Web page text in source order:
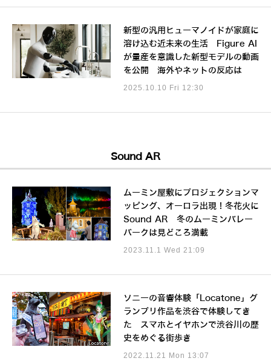
新型の汎用ヒューマノイドが家庭に
溶け込む近未来の生活 Figure AI
が量産を意識した新型モデルの動画
を公開 海外やネットの反応は
2025.10.10 Fri 12:30
Sound AR
ムーミン屋敷にプロジェクションマ
ッピング、オーロラ出現！冬花火に
Sound AR 冬のムーミンバレー
パークは見どころ満載
2023.11.1 Wed 21:09
ソニーの音響体験「Locatone」グ
ランプリ作品を渋谷で体験してき
た スマホとイヤホンで渋谷川の歴
史をめぐる街歩き
2022.11.21 Mon 13:07